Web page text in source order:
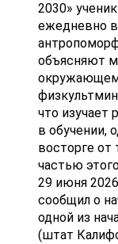
2030»
ежедневно
объясняют
что изучает
в обучении,
восторге от
частью
29 июня 2026
сообщил о
одной из
(штат